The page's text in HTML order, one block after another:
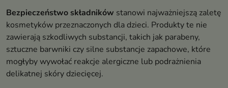
Bezpieczeństwo składników stanowi najważniejszą zaletę
kosmetyków przeznaczonych dla dzieci. Produkty te nie
zawierają szkodliwych substancji, takich jak parabeny,
sztuczne barwniki czy silne substancje zapachowe, które
mogłyby wywołać reakcje alergiczne lub podrażnienia
delikatnej skóry dziecięcej.